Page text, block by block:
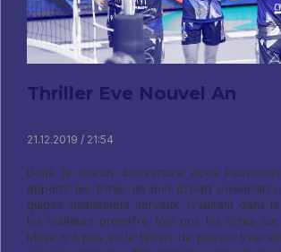
Thriller Eve Nouvel An
21.12.2019 / 21:54
Dans le match d'ouverture aces
apport? les h?tes un bon d?part
quipes visiblement nerveux, r?sultant dans
les visiteurs premi?re fois pris les h?tes
Muse n'a pas eu le temps de passer trop